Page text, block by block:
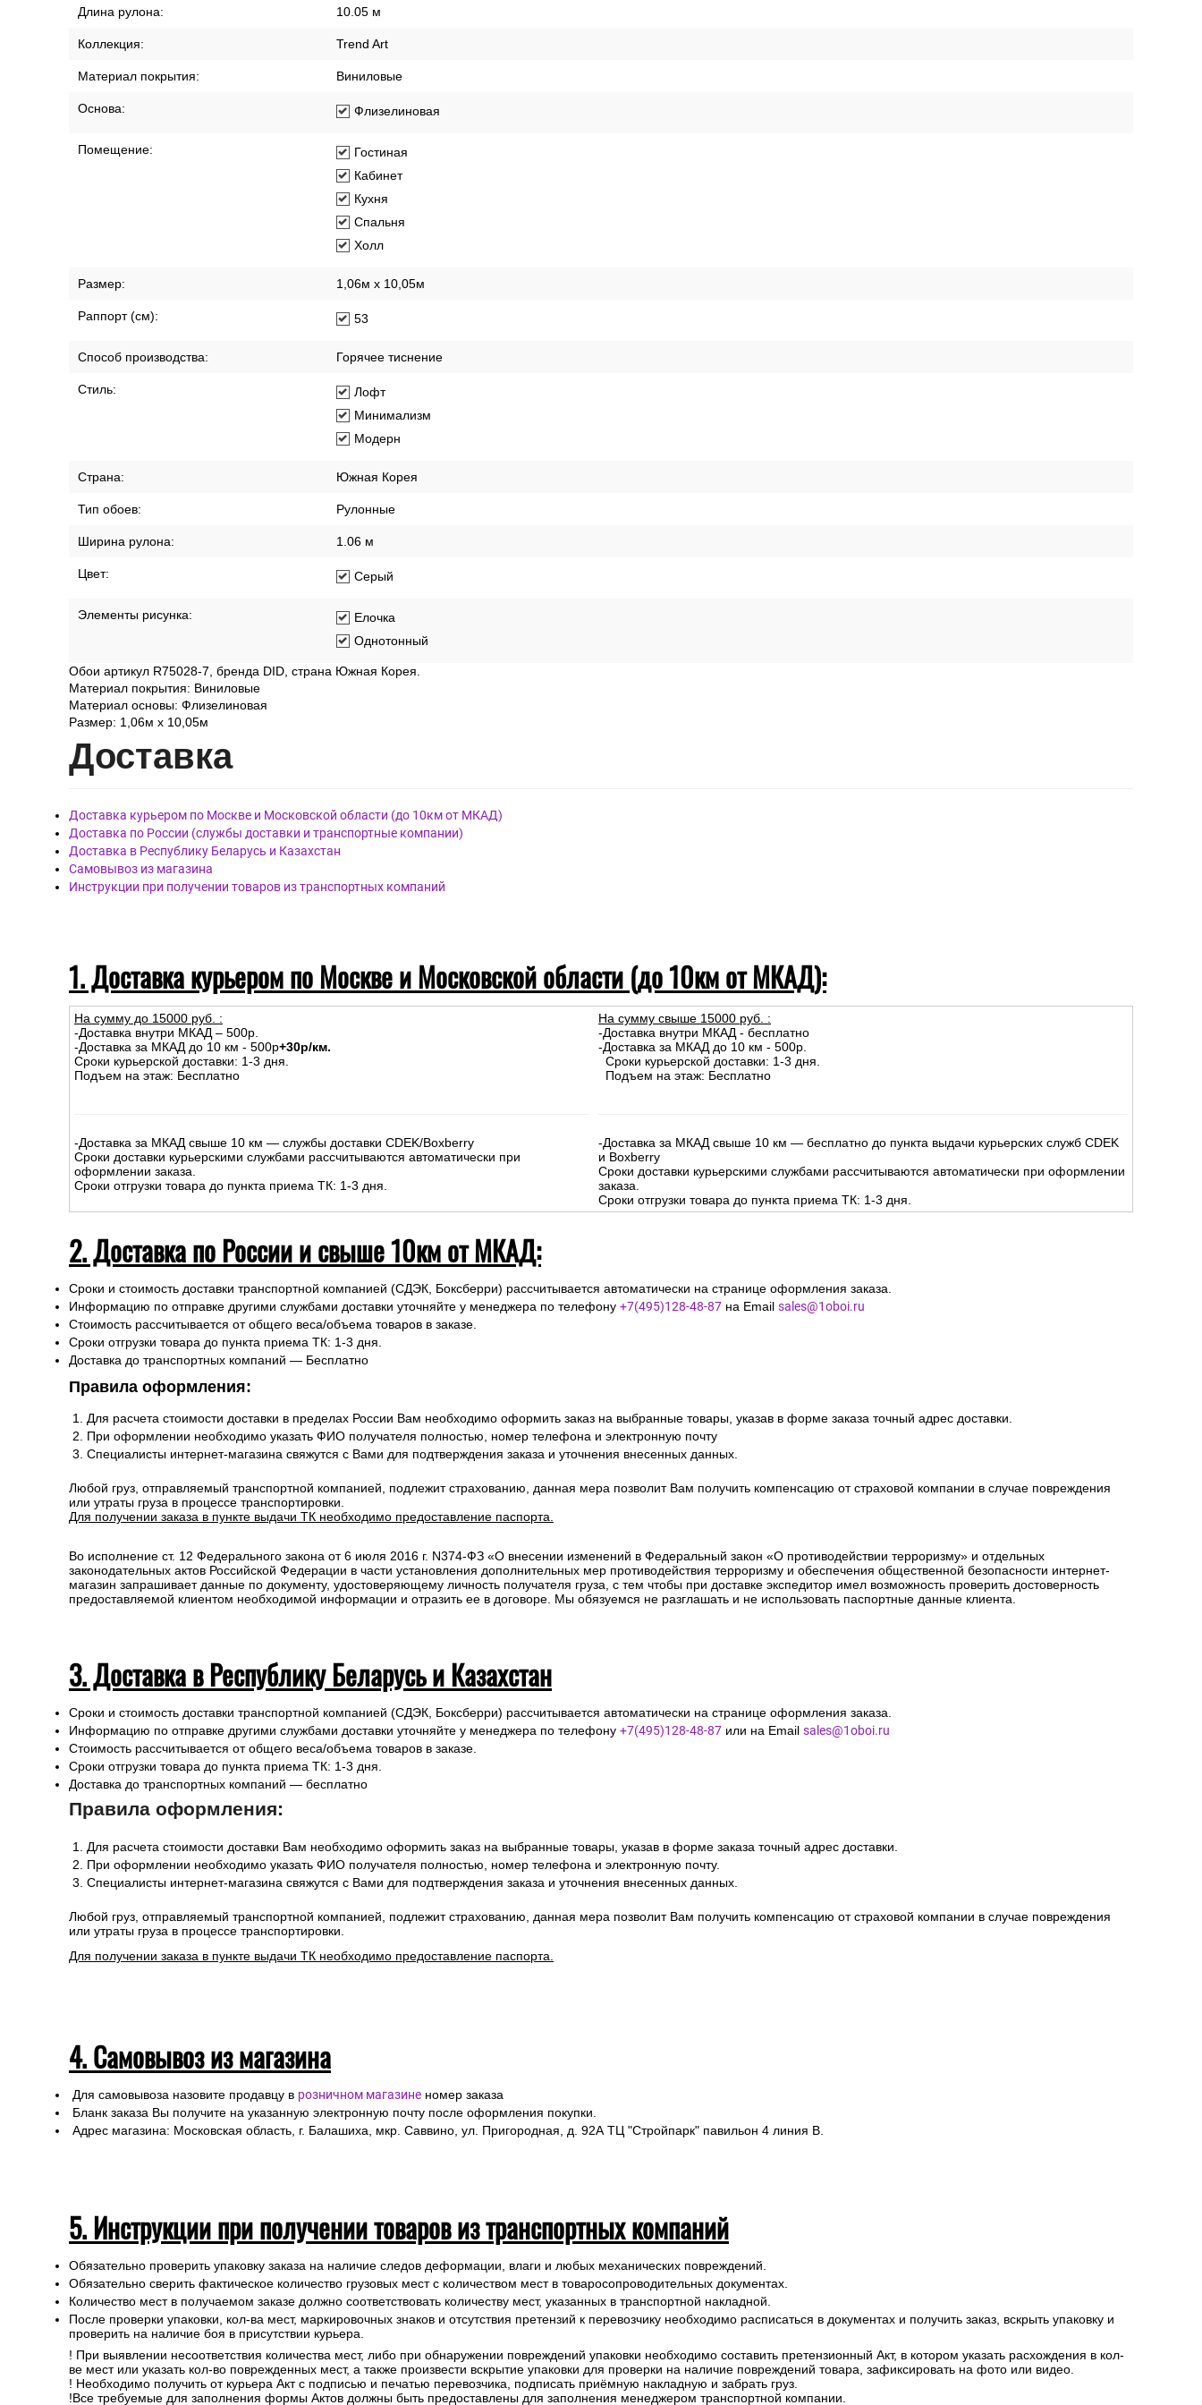
Длина рулона: 10.05 м
Коллекция: Trend Art
Материал покрытия: Виниловые
Основа: Флизелиновая
Помещение:
Гостиная
Кабинет
Кухня
Спальня
Холл
Размер: 1,06м х 10,05м
Раппорт (см): 53
Способ производства: Горячее тиснение
Стиль:
Лофт
Минимализм
Модерн
Страна: Южная Корея
Тип обоев: Рулонные
Ширина рулона: 1.06 м
Цвет: Серый
Элементы рисунка:
Елочка
Однотонный
Обои артикул R75028-7, бренда DID, страна Южная Корея.
Материал покрытия: Виниловые
Материал основы: Флизелиновая
Размер: 1,06м х 10,05м
Доставка
Доставка курьером по Москве и Московской области (до 10км от МКАД)
Доставка по России (службы доставки и транспортные компании)
Доставка в Республику Беларусь и Казахстан
Самовывоз из магазина
Инструкции при получении товаров из транспортных компаний
1. Доставка курьером по Москве и Московской области (до 10км от МКАД):
На сумму до 15000 руб. :
-Доставка внутри МКАД – 500р.
-Доставка за МКАД до 10 км - 500р+30р/км.
Сроки курьерской доставки: 1-3 дня.
Подъем на этаж: Бесплатно
-Доставка за МКАД свыше 10 км — службы доставки CDEK/Boxberry
Сроки доставки курьерскими службами рассчитываются автоматически при
оформлении заказа.
Сроки отгрузки товара до пункта приема ТК: 1-3 дня.
На сумму свыше 15000 руб. :
-Доставка внутри МКАД - бесплатно
-Доставка за МКАД до 10 км - 500р.
Сроки курьерской доставки: 1-3 дня.
Подъем на этаж: Бесплатно
-Доставка за МКАД свыше 10 км — бесплатно до пункта выдачи курьерских служб CDEK
и Boxberry
Сроки доставки курьерскими службами рассчитываются автоматически при оформлении
заказа.
Сроки отгрузки товара до пункта приема ТК: 1-3 дня.
2. Доставка по России и свыше 10км от МКАД:
Сроки и стоимость доставки транспортной компанией (СДЭК, Боксберри) рассчитывается автоматически на странице оформления заказа.
Информацию по отправке другими службами доставки уточняйте у менеджера по телефону +7(495)128-48-87 на Email sales@1oboi.ru
Стоимость рассчитывается от общего веса/объема товаров в заказе.
Сроки отгрузки товара до пункта приема ТК: 1-3 дня.
Доставка до транспортных компаний — Бесплатно
Правила оформления:
Для расчета стоимости доставки в пределах России Вам необходимо оформить заказ на выбранные товары, указав в форме заказа точный адрес доставки.
При оформлении необходимо указать ФИО получателя полностью, номер телефона и электронную почту
Специалисты интернет-магазина свяжутся с Вами для подтверждения заказа и уточнения внесенных данных.
Любой груз, отправляемый транспортной компанией, подлежит страхованию, данная мера позволит Вам получить компенсацию от страховой компании в случае повреждения
или утраты груза в процессе транспортировки.
Для получении заказа в пункте выдачи ТК необходимо предоставление паспорта.
Во исполнение ст. 12 Федерального закона от 6 июля 2016 г. N374-ФЗ «О внесении изменений в Федеральный закон «О противодействии терроризму» и отдельных
законодательных актов Российской Федерации в части установления дополнительных мер противодействия терроризму и обеспечения общественной безопасности интернет-
магазин запрашивает данные по документу, удостоверяющему личность получателя груза, с тем чтобы при доставке экспедитор имел возможность проверить достоверность
предоставляемой клиентом необходимой информации и отразить ее в договоре. Мы обязуемся не разглашать и не использовать паспортные данные клиента.
3. Доставка в Республику Беларусь и Казахстан
Сроки и стоимость доставки транспортной компанией (СДЭК, Боксберри) рассчитывается автоматически на странице оформления заказа.
Информацию по отправке другими службами доставки уточняйте у менеджера по телефону +7(495)128-48-87 или на Email sales@1oboi.ru
Стоимость рассчитывается от общего веса/объема товаров в заказе.
Сроки отгрузки товара до пункта приема ТК: 1-3 дня.
Доставка до транспортных компаний — бесплатно
Правила оформления:
Для расчета стоимости доставки Вам необходимо оформить заказ на выбранные товары, указав в форме заказа точный адрес доставки.
При оформлении необходимо указать ФИО получателя полностью, номер телефона и электронную почту.
Специалисты интернет-магазина свяжутся с Вами для подтверждения заказа и уточнения внесенных данных.
Любой груз, отправляемый транспортной компанией, подлежит страхованию, данная мера позволит Вам получить компенсацию от страховой компании в случае повреждения
или утраты груза в процессе транспортировки.
Для получении заказа в пункте выдачи ТК необходимо предоставление паспорта.
4. Самовывоз из магазина
Для самовывоза назовите продавцу в розничном магазине номер заказа
Бланк заказа Вы получите на указанную электронную почту после оформления покупки.
Адрес магазина: Московская область, г. Балашиха, мкр. Саввино, ул. Пригородная, д. 92А ТЦ "Стройпарк" павильон 4 линия В.
5. Инструкции при получении товаров из транспортных компаний
Обязательно проверить упаковку заказа на наличие следов деформации, влаги и любых механических повреждений.
Обязательно сверить фактическое количество грузовых мест с количеством мест в товаросопроводительных документах.
Количество мест в получаемом заказе должно соответствовать количеству мест, указанных в транспортной накладной.
После проверки упаковки, кол-ва мест, маркировочных знаков и отсутствия претензий к перевозчику необходимо расписаться в документах и получить заказ, вскрыть упаковку и
проверить на наличие боя в присутствии курьера.
! При выявлении несоответствия количества мест, либо при обнаружении повреждений упаковки необходимо составить претензионный Акт, в котором указать расхождения в кол-
ве мест или указать кол-во поврежденных мест, а также произвести вскрытие упаковки для проверки на наличие повреждений товара, зафиксировать на фото или видео.
! Необходимо получить от курьера Акт с подписью и печатью перевозчика, подписать приёмную накладную и забрать груз.
!Все требуемые для заполнения формы Актов должны быть предоставлены для заполнения менеджером транспортной компании.